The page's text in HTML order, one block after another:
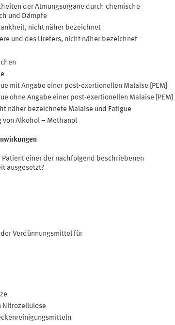
der Atmungsorgane durch chemische
und Dämpfe
nicht näher bezeichnet
und des Ureters, nicht näher bezeichnet
mit Angabe einer post-exertionellen Malaise [PEM]
ohne Angabe einer post-exertionellen Malaise [PEM]
näher bezeichnete Malaise und Fatigue
von Alkohol – Methanol
Patient einer der nachfolgend beschriebenen
ausgesetzt?
Verdünnungsmittel für
Nitrozellulose